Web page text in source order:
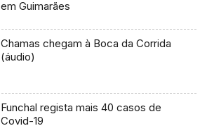
em Guimarães
Chamas chegam à Boca da Corrida
(áudio)
Funchal regista mais 40 casos de
Covid-19